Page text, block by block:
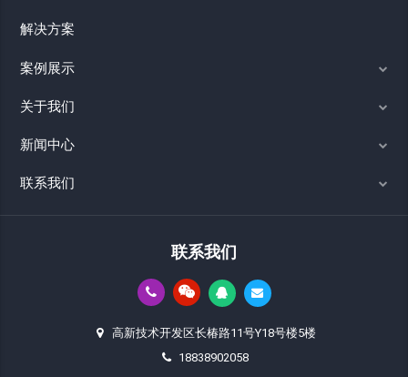
解决方案
案例展示
关于我们
新闻中心
联系我们
联系我们
高新技术开发区长椿路11号Y18号楼5楼
18838902058